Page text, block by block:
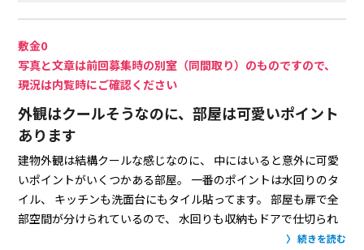
敷金0
写真と文章は前回募集時の別室（同間取り）のものですので、
現況は内覧時にご確認ください
外観はクールそうなのに、部屋は可愛いポイント
あります
建物外観は結構クールな感じなのに、
中にはいると意外に可愛
いポイントがいくつかある部屋。
一番のポイントは水回りのタ
イル、
キッチンも洗面台にもタイル貼ってます。
部屋も扉で全
部空間が分けられているので、 水回りも収納もドアで仕切られ
立地も麻布十番
続きを読む